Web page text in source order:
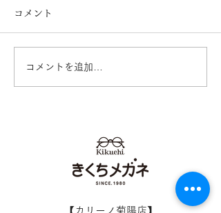
Ray-Ban 2026レイバン
ウン田崎店 カリーノ菊陽
コメント
コメントを追加…
【​カリーノ菊陽店】